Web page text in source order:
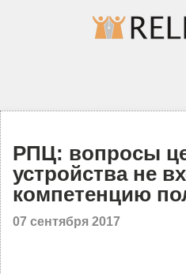
РПЦ: вопросы
устройства не
компетенцию
07 сентября 2017